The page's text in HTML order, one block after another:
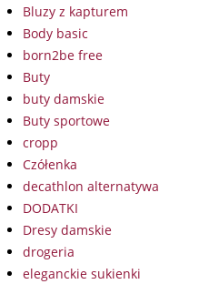
Bluzy z kapturem
Body basic
born2be free
Buty
buty damskie
Buty sportowe
cropp
Czółenka
decathlon alternatywa
DODATKI
Dresy damskie
drogeria
eleganckie sukienki